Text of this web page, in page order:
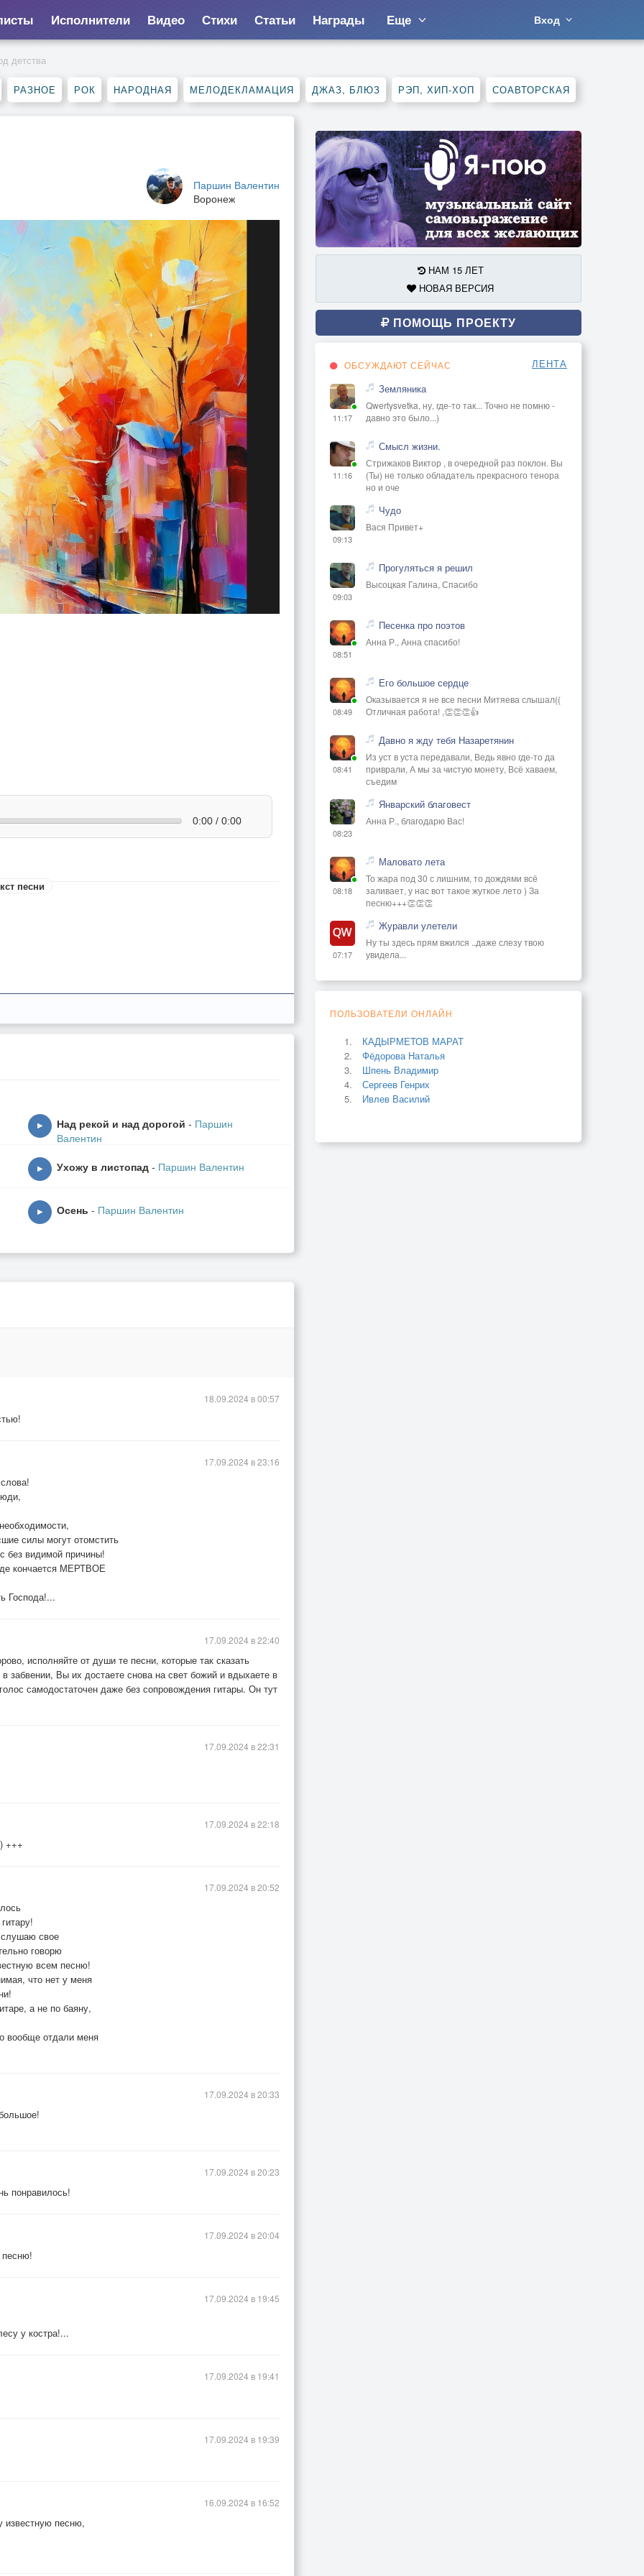
Исполнители Видео Стихи Статьи Награды Еще Вход
детства
РАЗНОЕ РОК НАРОДНАЯ МЕЛОДЕКЛАМАЦИЯ ДЖАЗ, БЛЮЗ РЭП, ХИП-ХОП СОАВТОРСКАЯ
Паршин Валентин
Воронеж
0:00 / 0:00
песни
▶ Над рекой и над дорогой - Паршин
Валентин
▶ Ухожу в листопад - Паршин Валентин
▶ Осень - Паршин Валентин
18.09.2024 в 00:57
силы могут отомстить
без видимой причины!
кончается МЕРТВОЕ
Господа!...
17.09.2024 в 23:16
исполняйте от души те песни, которые так сказать
забвении, Вы их достаете снова на свет божий и вдыхаете в
самодостаточен даже без сопровождения гитары. Он тут
17.09.2024 в 22:40
17.09.2024 в 22:31
+++
17.09.2024 в 22:18
слушаю свое
говорю
всем песню!
что нет у меня
а не по баяну,
отдали меня
17.09.2024 в 20:52
17.09.2024 в 20:33
понравилось!
17.09.2024 в 20:23
17.09.2024 в 20:04
у костра!...
17.09.2024 в 19:45
17.09.2024 в 19:41
17.09.2024 в 19:39
известную песню,
16.09.2024 в 16:52
НАМ 15 ЛЕТ
НОВАЯ ВЕРСИЯ
ПОМОЩЬ ПРОЕКТУ
ОБСУЖДАЮТ СЕЙЧАС ЛЕНТА
11:17
Земляника
Qwertysvetka, ну, где-то так... Точно не помню -
давно это было...)
11:16
Смысл жизни.
Стрижаков Виктор , в очередной раз поклон. Вы
(Ты) не только обладатель прекрасного тенора
но и оче
09:13
Чудо
Вася Привет+
09:03
Прогуляться я решил
Высоцкая Галина, Спасибо
08:51
Песенка про поэтов
Анна Р., Анна спасибо!
08:49
Его большое сердце
Оказывается я не все песни Митяева слышал((
Отличная работа! ,👏👏👏👍
08:41
Давно я жду тебя Назаретянин
Из уст в уста передавали, Ведь явно где-то да
приврали, А мы за чистую монету, Всё хаваем,
съедим
08:23
Январский благовест
Анна Р., благодарю Вас!
08:18
Маловато лета
То жара под 30 с лишним, то дождями всё
заливает, у нас вот такое жуткое лето ) За
песню+++👏👏👏
07:17
Журавли улетели
Ну ты здесь прям вжился ..даже слезу твою
увидела...
ПОЛЬЗОВАТЕЛИ ОНЛАЙН
КАДЫРМЕТОВ МАРАТ
Фёдорова Наталья
Шпень Владимир
Сергеев Генрих
Ивлев Василий